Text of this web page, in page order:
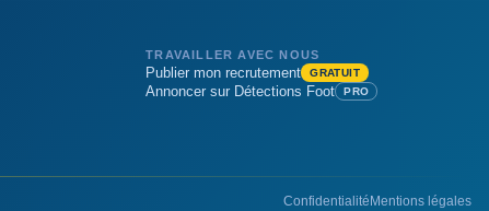
TRAVAILLER AVEC NOUS
Publier mon recrutement GRATUIT
Annoncer sur Détections Foot PRO
Confidentialité Mentions légales